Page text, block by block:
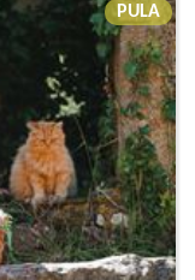
PULA